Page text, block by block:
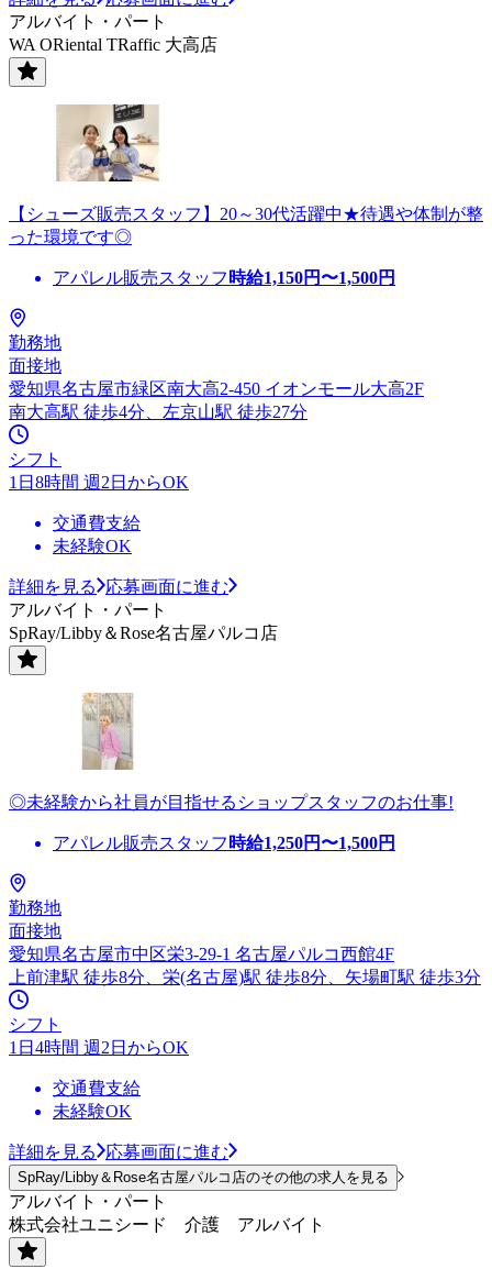
アルバイト・パート
WA ORiental TRaffic 大高店
【シューズ販売スタッフ】20～30代活躍中★待遇や体制が整
った環境です◎
アパレル販売スタッフ 時給1,150円〜1,500円
勤務地
面接地
愛知県名古屋市緑区南大高2-450 イオンモール大高2F
南大高駅 徒歩4分、左京山駅 徒歩27分
シフト
1日8時間 週2日からOK
交通費支給
未経験OK
詳細を見る
応募画面に進む
アルバイト・パート
SpRay/Libby＆Rose名古屋パルコ店
◎未経験から社員が目指せるショップスタッフのお仕事!
アパレル販売スタッフ 時給1,250円〜1,500円
勤務地
面接地
愛知県名古屋市中区栄3-29-1 名古屋パルコ西館4F
上前津駅 徒歩8分、栄(名古屋)駅 徒歩8分、矢場町駅 徒歩3分
シフト
1日4時間 週2日からOK
交通費支給
未経験OK
詳細を見る 応募画面に進む
SpRay/Libby＆Rose名古屋パルコ店のその他の求人を見る
アルバイト・パート
株式会社ユニシード 介護 アルバイト